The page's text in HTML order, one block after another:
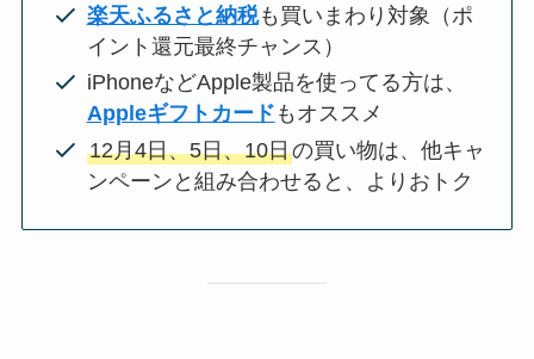
楽天ふるさと納税も買いまわり対象（ポ
イント還元最終チャンス）
iPhoneなどApple製品を使ってる方は、
Appleギフトカード もオススメ
12月4日、5日、10日の買い物は、他キャ
ンペーンと組み合わせると、よりおトク